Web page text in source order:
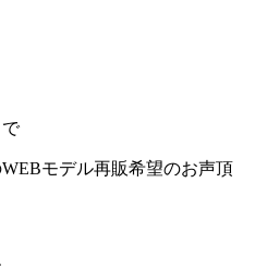
モデル再販希望のお声頂